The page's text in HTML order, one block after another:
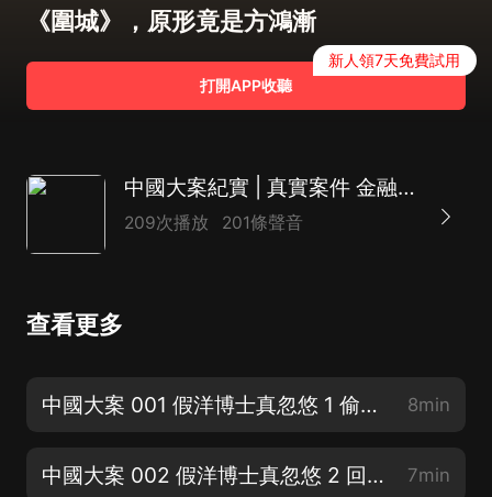
《圍城》，原形竟是方鴻漸
打開APP收聽
新人領7天免費試用
中國大案紀實 | 真實案件 金融緝毒 刑事要案
209次播放 201條聲音
查看更多
中國大案 001 假洋博士真忽悠 1 偷渡赴美，耶魯大學掃大街 8min
中國大案 002 假洋博士真忽悠 2 回國就職，兩年當上副社長 7min